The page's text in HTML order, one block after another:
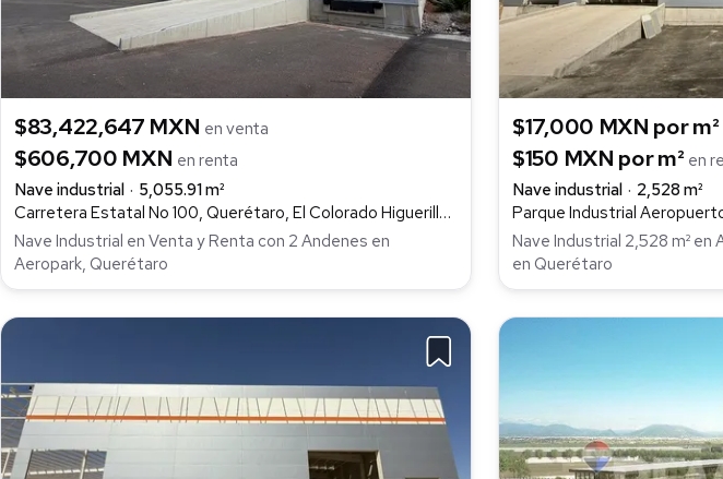
$83,422,647 MXN en venta
$606,700 MXN en renta
Nave industrial
5,055.91 m²
Carretera Estatal No 100, Querétaro, El Colorado Higuerillas, Galeras, Colón
Nave Industrial en Venta y Renta con 2 Andenes en
Aeropark, Querétaro
$17,000 MXN por m²
$150 MXN por m² en
Nave industrial
2,528 m²
Parque Industrial
Nave Industrial 2,528 m² en
en Querétaro